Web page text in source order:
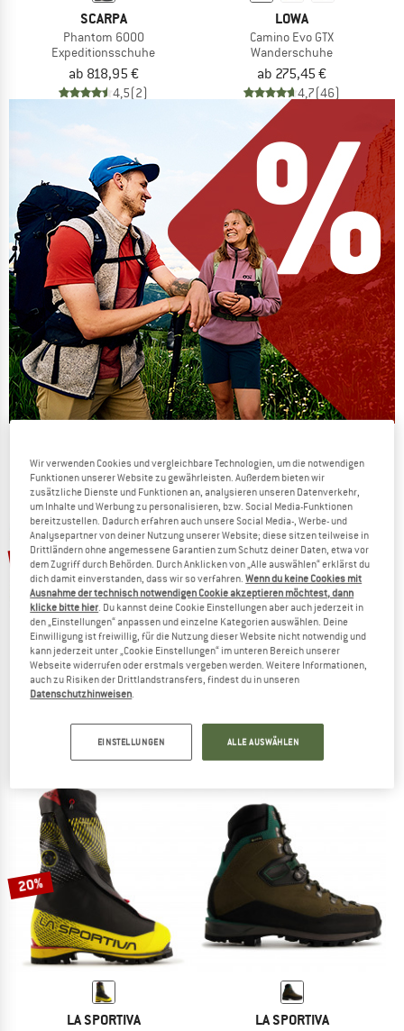
SCARPA
Phantom 6000
Expeditionsschuhe
ab 818,95 €
4,5(2)
LOWA
Camino Evo GTX
Wanderschuhe
ab 275,45 €
4,7(46)
JETZT BIS ZU 50% RABATT
ZUM SOMMER SALE
bis 20%
HANWAG
Bergschuhe
ab 279,96 €
5,0(6)
Bergschuhe
379,95 €
5,0(1)
20%
LA SPORTIVA LA SPORTIVA
Wir verwenden Cookies und vergleichbare Technologien, um die notwendigen
Funktionen unserer Website zu gewährleisten. Außerdem bieten wir
zusätzliche Dienste und Funktionen an, analysieren unseren Datenverkehr,
um Inhalte und Werbung zu personalisieren, bzw. Social Media-Funktionen
bereitzustellen. Dadurch erfahren auch unsere Social Media-, Werbe- und
Analysepartner von deiner Nutzung unserer Website; diese sitzen teilweise in
Drittländern ohne angemessene Garantien zum Schutz deiner Daten, etwa vor
dem Zugriff durch Behörden. Durch Anklicken von „Alle auswählen“ erklärst du
dich damit einverstanden, dass wir so verfahren.Wenn du keine Cookies mit
Ausnahme der technisch notwendigen Cookie akzeptieren möchtest, dann
klicke bitte hier. Du kannst deine Cookie Einstellungen aber auch jederzeit in
den „Einstellungen“ anpassen und einzelne Kategorien auswählen. Deine
Einwilligung ist freiwillig, für die Nutzung dieser Website nicht notwendig und
kann jederzeit unter „Cookie Einstellungen“ im unteren Bereich unserer
Webseite widerrufen oder erstmals vergeben werden. Weitere Informationen,
auch zu Risiken der Drittlandstransfers, findest du in unseren
Datenschutzhinweisen.
EINSTELLUNGEN ALLE AUSWÄHLEN